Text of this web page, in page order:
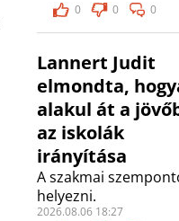
0
0 0
Lannert Judit
elmondta,
alakul át a
az iskolák
irányítása
A szakmai
helyezni.
2026.08.06 18:27